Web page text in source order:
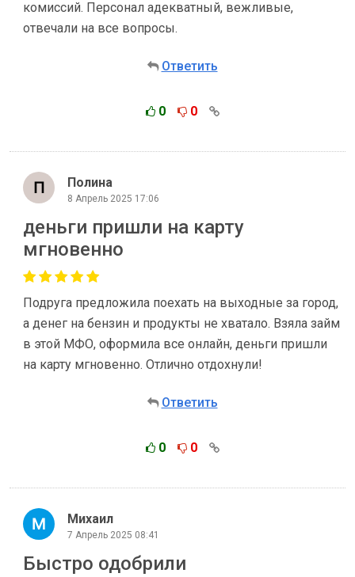
комиссий. Персонал адекватный, вежливые,
отвечали на все вопросы.
Ответить
0 0
Полина
8 Апрель 2025 17:06
деньги пришли на карту
мгновенно
Подруга предложила поехать на выходные за город,
а денег на бензин и продукты не хватало. Взяла займ
в этой МФО, оформила все онлайн, деньги пришли
на карту мгновенно. Отлично отдохнули!
Ответить
0 0
Михаил
7 Апрель 2025 08:41
Быстро одобрили